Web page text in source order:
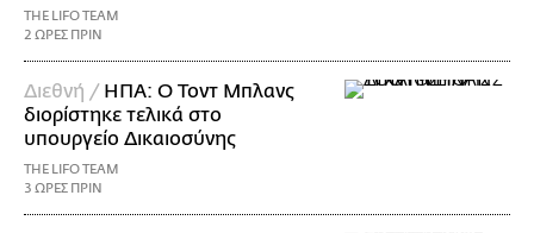
THE LIFO TEAM
2 ΩΡΕΣ ΠΡΙΝ
Διεθνή / ΗΠΑ: Ο Τοντ Μπλανς
διορίστηκε τελικά στο
υπουργείο Δικαιοσύνης
THE LIFO TEAM
3 ΩΡΕΣ ΠΡΙΝ